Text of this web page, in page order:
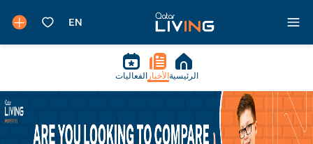
الرئيسية الأخبار الفعاليات